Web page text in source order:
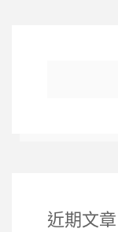
近期文章